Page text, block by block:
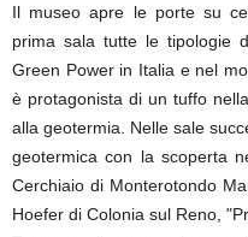
Il museo apre le porte su
prima sala tutte le tipologie
Green Power in Italia e nel
è protagonista di un tuffo
alla geotermia. Nelle sale
geotermica con la scoperta
Cerchiaio di Monterotondo
Hoefer di Colonia sul Reno,